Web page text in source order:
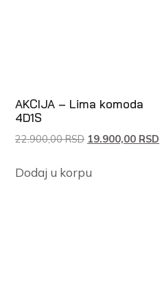
AKCIJA – Lima komoda
4D1S
22.900,00RSD 19.900,00 RSD
Dodaj u korpu